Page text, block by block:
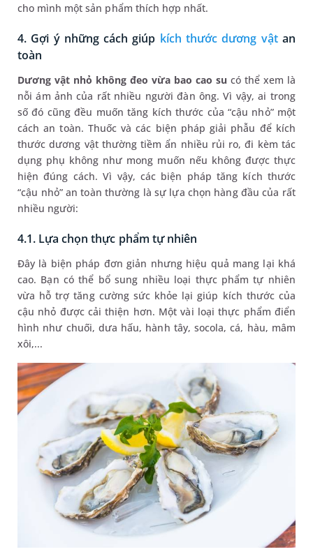
cho mình một sản phẩm thích hợp nhất.
4. Gợi ý những cách giúp kích thước dương vậtan
toàn
Dương vật nhỏ không đeo vừa bao cao su có thể xem là
nỗi ám ảnh của rất nhiều người đàn ông. Vì vậy, ai trong
số đó cũng đều muốn tăng kích thước của “cậu nhỏ” một
cách an toàn. Thuốc và các biện pháp giải phẫu để kích
thước dương vật thường tiềm ẩn nhiều rủi ro, đi kèm tác
dụng phụ không như mong muốn nếu không được thực
hiện đúng cách. Vì vậy, các biện pháp tăng kích thước
“cậu nhỏ” an toàn thường là sự lựa chọn hàng đầu của rất
nhiều người:
4.1. Lựa chọn thực phẩm tự nhiên
Đây là biện pháp đơn giản nhưng hiệu quả mang lại khá
cao. Bạn có thể bổ sung nhiều loại thực phẩm tự nhiên
vừa hỗ trợ tăng cường sức khỏe lại giúp kích thước của
cậu nhỏ được cải thiện hơn. Một vài loại thực phẩm điển
hình như chuối, dưa hấu, hành tây, socola, cá, hàu, mâm
xôi,...